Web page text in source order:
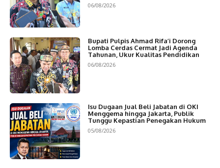
06/08/2026
Bupati Pulpis Ahmad Rifa’i Dorong
Lomba Cerdas Cermat Jadi Agenda
Tahunan, Ukur Kualitas Pendidikan
06/08/2026
Isu Dugaan Jual Beli Jabatan di OKI
Menggema hingga Jakarta, Publik
Tunggu Kepastian Penegakan Hukum
05/08/2026